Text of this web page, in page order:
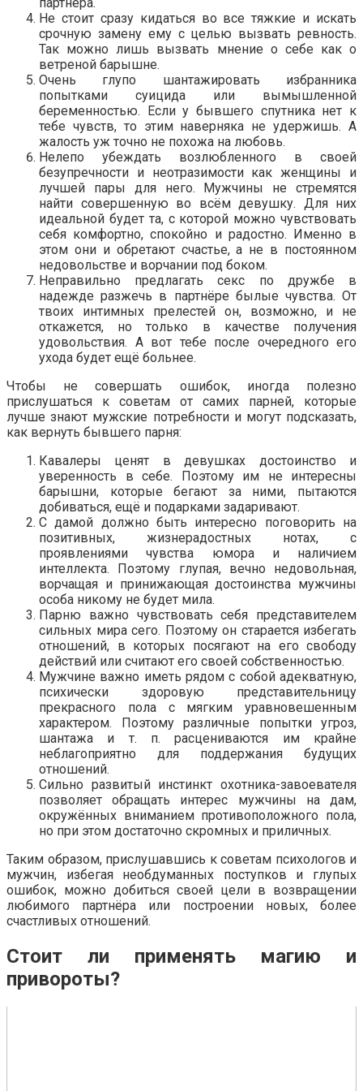
Не стоит сразу кидаться во все тяжкие и искать
срочную замену ему с целью вызвать ревность.
Так можно лишь вызвать мнение о себе как о
ветреной барышне.
Очень глупо шантажировать избранника
попытками суицида или вымышленной
беременностью. Если у бывшего спутника нет к
тебе чувств, то этим наверняка не удержишь. А
жалость уж точно не похожа на любовь.
Нелепо убеждать возлюбленного в своей
безупречности и неотразимости как женщины и
лучшей пары для него. Мужчины не стремятся
найти совершенную во всём девушку. Для них
идеальной будет та, с которой можно чувствовать
себя комфортно, спокойно и радостно. Именно в
этом они и обретают счастье, а не в постоянном
недовольстве и ворчании под боком.
Неправильно предлагать секс по дружбе в
надежде разжечь в партнёре былые чувства. От
твоих интимных прелестей он, возможно, и не
откажется, но только в качестве получения
удовольствия. А вот тебе после очередного его
ухода будет ещё больнее.
Чтобы не совершать ошибок, иногда полезно
прислушаться к советам от самих парней, которые
лучше знают мужские потребности и могут подсказать,
как вернуть бывшего парня:
Кавалеры ценят в девушках достоинство и
уверенность в себе. Поэтому им не интересны
барышни, которые бегают за ними, пытаются
добиваться, ещё и подарками задаривают.
С дамой должно быть интересно поговорить на
позитивных, жизнерадостных нотах, с
проявлениями чувства юмора и наличием
интеллекта. Поэтому глупая, вечно недовольная,
ворчащая и принижающая достоинства мужчины
особа никому не будет мила.
Парню важно чувствовать себя представителем
сильных мира сего. Поэтому он старается избегать
отношений, в которых посягают на его свободу
действий или считают его своей собственностью.
Мужчине важно иметь рядом с собой адекватную,
психически здоровую представительницу
прекрасного пола с мягким уравновешенным
характером. Поэтому различные попытки угроз,
шантажа и т. п. расцениваются им крайне
неблагоприятно для поддержания будущих
отношений.
Сильно развитый инстинкт охотника-завоевателя
позволяет обращать интерес мужчины на дам,
окружённых вниманием противоположного пола,
но при этом достаточно скромных и приличных.
Таким образом, прислушавшись к советам психологов и
мужчин, избегая необдуманных поступков и глупых
ошибок, можно добиться своей цели в возвращении
любимого партнёра или построении новых, более
счастливых отношений.
Стоит ли применять магию и
привороты?